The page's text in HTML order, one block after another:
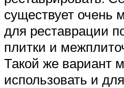
существует очень
для реставрации
плитки и
Такой же вариант
использовать и